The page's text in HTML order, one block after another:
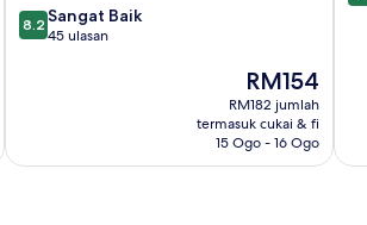
8.2
daripada
8.2 Sangat Baik
45 ulasan
Harga
ialah
RM154
RM154
RM182 jumlah
termasuk cukai & fi
15 Ogo - 16 Ogo